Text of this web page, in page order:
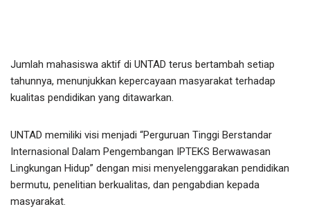
Jumlah mahasiswa aktif di UNTAD terus bertambah setiap
tahunnya, menunjukkan kepercayaan masyarakat terhadap
kualitas pendidikan yang ditawarkan.
UNTAD memiliki visi menjadi “Perguruan Tinggi Berstandar
Internasional Dalam Pengembangan IPTEKS Berwawasan
Lingkungan Hidup” dengan misi menyelenggarakan pendidikan
bermutu, penelitian berkualitas, dan pengabdian kepada
masyarakat.